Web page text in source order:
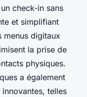
check-in sans
et simplifiant
menus digitaux
la prise de
physiques.
a également
telles